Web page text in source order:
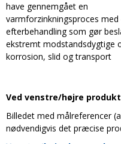
have gennemgået en
varmforzinkningsproces med
efterbehandling som gør
ekstremt modstandsdygtige
korrosion, slid og transport
Ved venstre/højre
Billedet med målreferencer
nødvendigvis det præcise